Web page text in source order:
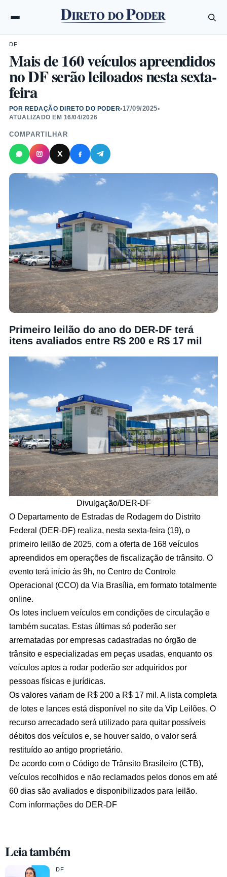
DF
Mais de 160 veículos apreendidos
no DF serão leiloados nesta sexta-
feira
POR REDAÇÃO DIRETO DO PODER•17/09/2025•
ATUALIZADO EM 16/04/2026
COMPARTILHAR
Primeiro leilão do ano do DER-DF terá
itens avaliados entre R$ 200 e R$ 17 mil
Divulgação/DER-DF
O Departamento de Estradas de Rodagem do Distrito
Federal (DER-DF) realiza, nesta sexta-feira (19), o
primeiro leilão de 2025, com a oferta de 168 veículos
apreendidos em operações de fiscalização de trânsito. O
evento terá início às 9h, no Centro de Controle
Operacional (CCO) da Via Brasília, em formato totalmente
online.
Os lotes incluem veículos em condições de circulação e
também sucatas. Estas últimas só poderão ser
arrematadas por empresas cadastradas no órgão de
trânsito e especializadas em peças usadas, enquanto os
veículos aptos a rodar poderão ser adquiridos por
pessoas físicas e jurídicas.
Os valores variam de R$ 200 a R$ 17 mil. A lista completa
de lotes e lances está disponível no site da Vip Leilões. O
recurso arrecadado será utilizado para quitar possíveis
débitos dos veículos e, se houver saldo, o valor será
restituído ao antigo proprietário.
De acordo com o Código de Trânsito Brasileiro (CTB),
veículos recolhidos e não reclamados pelos donos em até
60 dias são avaliados e disponibilizados para leilão.
Com informações do DER-DF
Leia também
DF